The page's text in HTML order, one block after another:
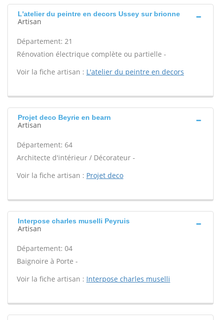
L'atelier du peintre en decors Ussey sur brionne
Artisan
Département: 21
Rénovation électrique complète ou partielle -
Voir la fiche artisan : L'atelier du peintre en decors
Projet deco Beyrie en bearn
Artisan
Département: 64
Architecte d'intérieur / Décorateur -
Voir la fiche artisan : Projet deco
Interpose charles muselli Peyruis
Artisan
Département: 04
Baignoire à Porte -
Voir la fiche artisan : Interpose charles muselli